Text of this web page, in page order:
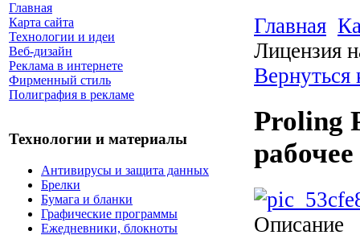
Главная
Карта сайта
Технологии и идеи
Веб-дизайн
Реклама в интернете
Фирменный стиль
Полиграфия в рекламе
Технологии и материалы
Антивирусы и защита данных
Брелки
Бумага и бланки
Графические программы
Ежедневники, блокноты
Главная
Лицензия
Вернуться
Proling
Описание